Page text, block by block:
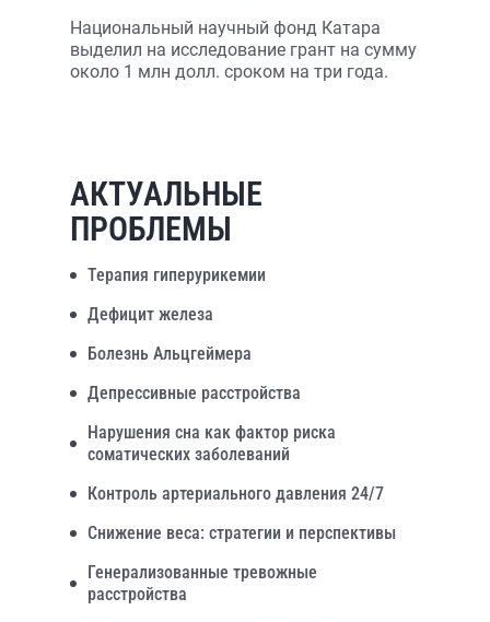
Национальный научный фонд Катара
выделил на исследование грант на сумму
около 1 млн долл. сроком на три года.
АКТУАЛЬНЫЕ
ПРОБЛЕМЫ
Терапия гиперурикемии
Дефицит железа
Болезнь Альцгеймера
Депрессивные расстройства
Нарушения сна как фактор риска
соматических заболеваний
Контроль артериального давления 24/7
Снижение веса: стратегии и перспективы
Генерализованные тревожные
расстройства